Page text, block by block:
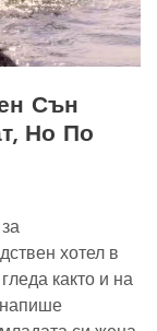
Сън
Но По
хотел в
както и на